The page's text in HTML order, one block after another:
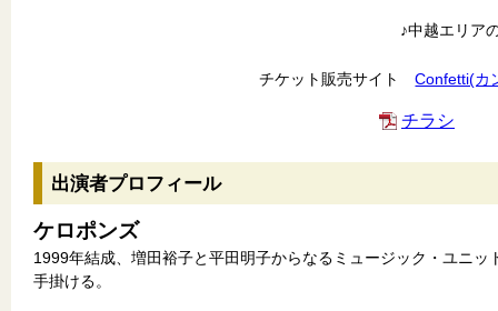
♪中越エリア
チケット販売サイトConfetti(カ
チラシ
出演者プロフィール
ケロポンズ
1999年結成、増田裕子と平田明子からなるミュージック・ユニ
手掛ける。